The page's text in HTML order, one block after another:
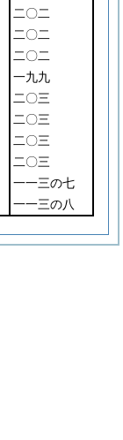
二〇二
二〇二
二〇二
一九九
二〇三
二〇三
二〇三
二〇三
一一三の七
一一三の八